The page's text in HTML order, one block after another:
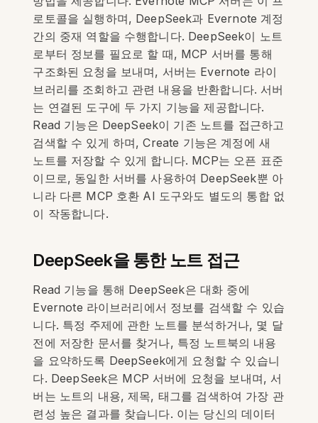
로토콜을 실행하며, DeepSeek과 Evernote 계정
간의 중재 역할을 수행합니다. DeepSeek이 노트
로부터 정보를 필요로 할 때, MCP 서버를 통해
구조화된 요청을 보내며, 서버는 Evernote 라이
브러리를 조회하고 관련 내용을 반환합니다. 서버
는 연결된 도구에 두 가지 기능을 제공합니다.
Read 기능은 DeepSeek이 기존 노트를 접근하고
검색할 수 있게 하며, Create 기능은 계정에 새
노트를 저장할 수 있게 합니다. MCP는 오픈 표준
이므로, 동일한 서버를 사용하여 DeepSeek뿐 아
니라 다른 MCP 호환 AI 도구와도 별도의 통합 없
이 작동합니다.
DeepSeek을 통한 노트 접근
Read 기능을 통해 DeepSeek은 대화 중에
Evernote 라이브러리에서 정보를 검색할 수 있습
니다. 특정 주제에 관한 노트를 분석하거나, 몇 달
전에 저장한 문서를 찾거나, 특정 노트북의 내용
을 요약하도록 DeepSeek에게 요청할 수 있습니
다. DeepSeek은 MCP 서버에 요청을 보내며, 서
버는 노트의 내용, 제목, 태그를 검색하여 가장 관
련성 높은 결과를 찾습니다. 이는 당신의 데이터